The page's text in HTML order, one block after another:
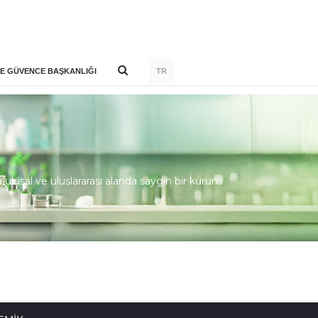
GÜVENCE BAŞKANLIĞI TR
ve uluslararası alanda saygın bir kurum